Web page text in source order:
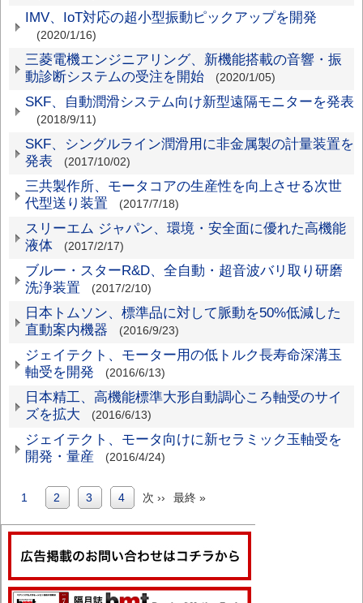
IMV、IoT対応の超小型振動ピックアップを開発
(2020/1/16)
三菱電機エンジニアリング、新機能搭載の音響・振
動診断システムの受注を開始
(2020/1/05)
SKF、自動潤滑システム向け新型遠隔モニターを発表
(2018/9/11)
SKF、シングルライン潤滑用に非金属製の計量装置を
発表
(2017/10/02)
三共製作所、モータコアの生産性を向上させる次世
代型送り装置
(2017/7/18)
スリーエム ジャパン、環境・安全面に優れた高機能
液体
(2017/2/17)
ブルー・スターR&D、全自動・超音波バリ取り研磨
洗浄装置
(2017/2/10)
日本トムソン、標準品に対して脈動を50%低減した
直動案内機器
(2016/9/23)
ジェイテクト、モーター用の低トルク長寿命深溝玉
軸受を開発
(2016/6/13)
日本精工、高機能標準大形自動調心ころ軸受のサイ
ズを拡大
(2016/6/13)
ジェイテクト、モータ向けに新セラミック玉軸受を
開発・量産
(2016/4/24)
ジ
送
カ
ト
ペ
1 Page
2 Page
3 Page
4
次
ジ
次 ››
最
ジ
最終 »